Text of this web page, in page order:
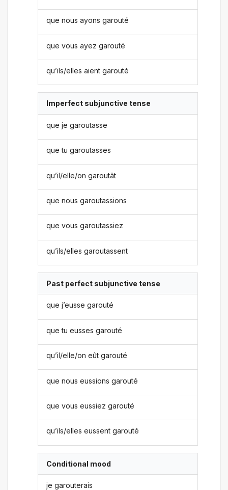
que nous ayons garouté
que vous ayez garouté
qu’ils/elles aient garouté
Imperfect subjunctive tense
que je garoutasse
que tu garoutasses
qu’il/elle/on garoutât
que nous garoutassions
que vous garoutassiez
qu’ils/elles garoutassent
Past perfect subjunctive tense
que j’eusse garouté
que tu eusses garouté
qu’il/elle/on eût garouté
que nous eussions garouté
que vous eussiez garouté
qu’ils/elles eussent garouté
Conditional mood
je garouterais